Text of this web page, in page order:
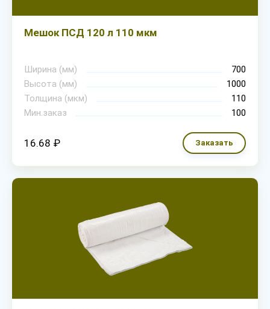
Мешок ПСД 120 л 110 мкм
Ширина (мм)
700
Высота (мм)
1000
Толщина (мкм)
110
Мин.заказ
100
16.68 ₽ Заказать